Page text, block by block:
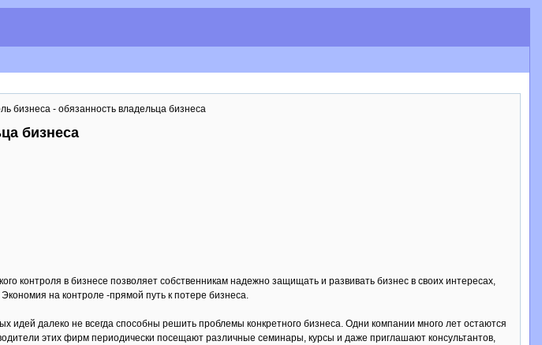
бизнеса - обязанность владельца бизнеса
бизнеса
контроля в бизнесе позволяет собственникам надежно защищать и развивать бизнес в своих интересах,
на контроле -прямой путь к потере бизнеса.
идей далеко не всегда способны решить проблемы конкретного бизнеса. Одни компании много лет остаются
этих фирм периодически посещают различные семинары, курсы и даже приглашают консультантов,